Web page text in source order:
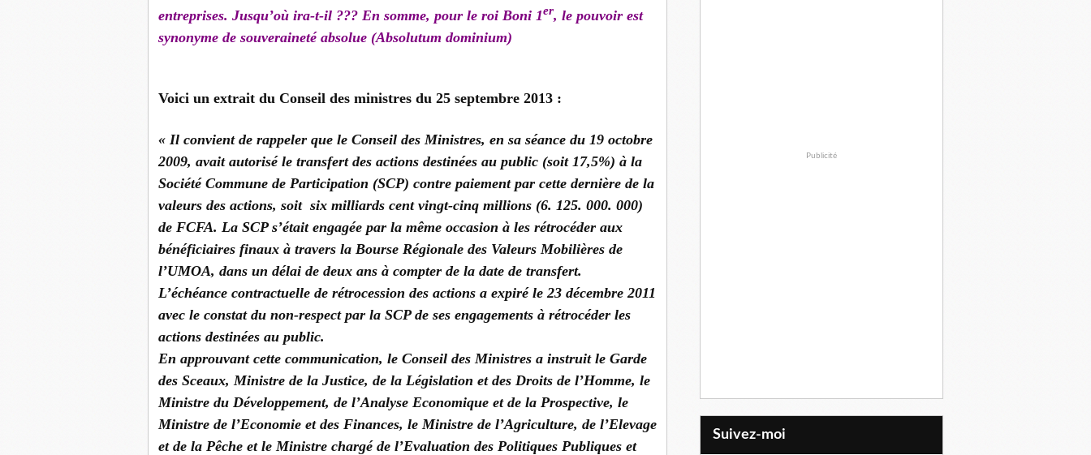
entreprises. Jusqu’où ira-t-il ??? En somme, pour le roi Boni 1er, le pouvoir est
synonyme de souveraineté absolue (Absolutum dominium)
Voici un extrait du Conseil des ministres du 25 septembre 2013 :
« Il convient de rappeler que le Conseil des Ministres, en sa séance du 19 octobre
2009, avait autorisé le transfert des actions destinées au public (soit 17,5%) à la
Société Commune de Participation (SCP) contre paiement par cette dernière de la
valeurs des actions, soit six milliards cent vingt-cinq millions (6. 125. 000. 000)
de FCFA. La SCP s’était engagée par la même occasion à les rétrocéder aux
bénéficiaires finaux à travers la Bourse Régionale des Valeurs Mobilières de
l’UMOA, dans un délai de deux ans à compter de la date de transfert.
L’échéance contractuelle de rétrocession des actions a expiré le 23 décembre 2011
avec le constat du non-respect par la SCP de ses engagements à rétrocéder les
actions destinées au public.
En approuvant cette communication, le Conseil des Ministres a instruit le Garde
des Sceaux, Ministre de la Justice, de la Législation et des Droits de l’Homme, le
Ministre du Développement, de l’Analyse Economique et de la Prospective, le
Ministre de l’Economie et des Finances, le Ministre de l’Agriculture, de l’Elevage
et de la Pêche et le Ministre chargé de l’Evaluation des Politiques Publiques et
Publicité
Suivez-moi